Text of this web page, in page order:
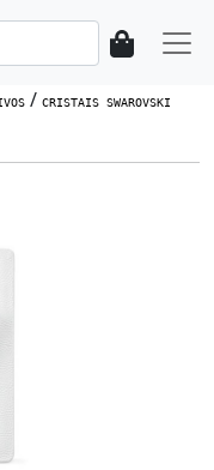
/ CRISTAIS SWAROVSKI